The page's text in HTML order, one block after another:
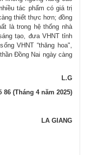
tác phẩm có giá trị
thiết thực hơn; đồng
là trong hệ thống nhà
tạo, đưa VHNT tỉnh
VHNT “thăng hoa",
Đồng Nai ngày càng
L.G
(Tháng 4 năm 2025)
LA GIANG